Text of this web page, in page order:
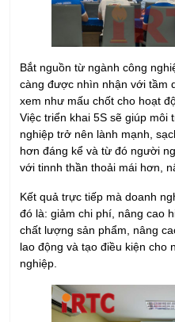
Bắt nguồn từ ngành công
càng được nhìn nhận với tầm
Việc triển khai 5S sẽ giúp môi
nghiệp trở nên lành mạnh,
hơn đáng kể và từ đó người
với tinnh thần thoải mái hơn,
Kết quả trực tiếp mà doanh
đó là: giảm chi phí, nâng cao
lao động và tạo điều kiện cho
nghiệp.